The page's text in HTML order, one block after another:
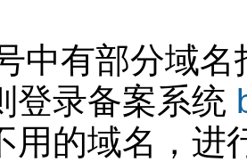
中有部分域
登录备案系统
用的域名，进